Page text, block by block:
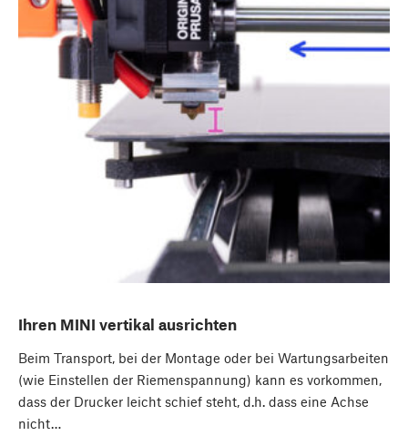
Ihren MINI vertikal ausrichten
Beim Transport, bei der Montage oder bei Wartungsarbeiten
(wie Einstellen der Riemenspannung) kann es vorkommen,
dass der Drucker leicht schief steht, d.h. dass eine Achse
nicht…